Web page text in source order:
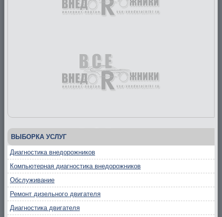
ВЫБОРКА УСЛУГ
Диагностика внедорожников
Компьютерная диагностика внедорожников
Обслуживание
Ремонт дизельного двигателя
Диагностика двигателя